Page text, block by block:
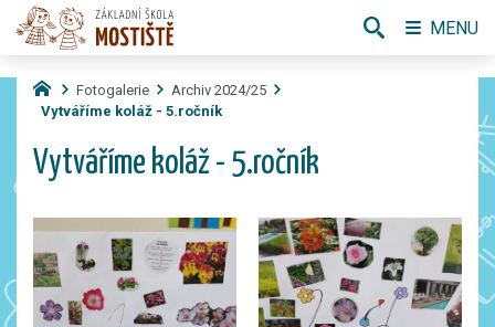
Fotogalerie
Archiv 2024/25
Vytváříme koláž - 5.ročník
Vytváříme koláž - 5.ročník
MENU